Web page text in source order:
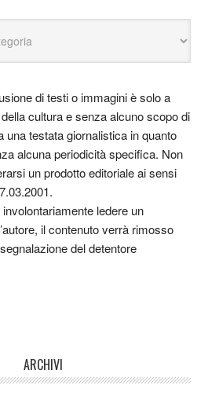
di testi o immagini è solo a
cultura e senza alcuno scopo di
una testata giornalistica in quanto
alcuna periodicità specifica. Non
un prodotto editoriale ai sensi
ledere un
il contenuto verrà rimosso
del detentore
ARCHIVI